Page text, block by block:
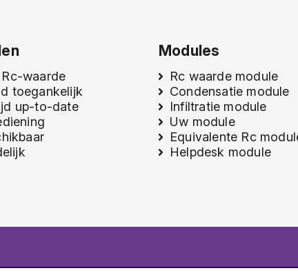
waarde
toegankelijk
up-to-date
Modules
Rc waarde module
Condensatie module
Infiltratie module
Uw module
Equivalente Rc
Helpdesk module